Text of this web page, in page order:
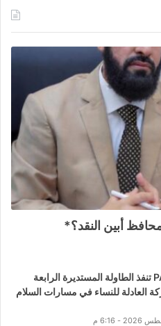
أبين النقد؟*
مؤسسة PASS تنفذ الطاولة المستديرة الرابعة
العادلة للنساء في مسارات السلام